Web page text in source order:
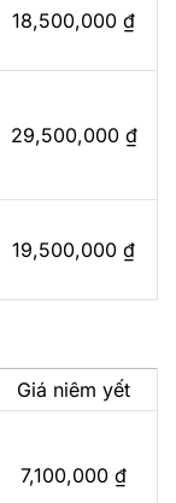
18,500,000 ₫
29,500,000 ₫
19,500,000 ₫
Giá niêm yết
7,100,000 ₫